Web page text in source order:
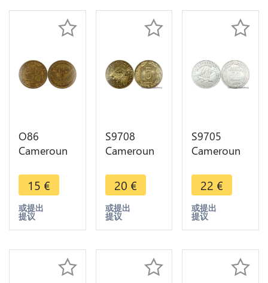
Make offer
O86
Cameroun
Centimes
Territoire
Sous
Mandat
Make offer
15 €
或提出
提议
S9708
Cameroun
Essai Elands
Bazor 1958
FDC ->
Faire Offre
20 €
或提出
提议
S9705
Cameroun
Essai Elands
Bazor 1960
FDC ->
Faire Offre
22 €
或提出
提议